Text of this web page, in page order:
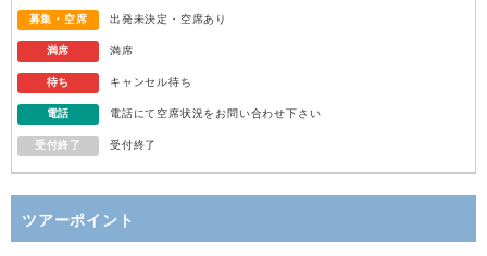
金 14
日 16
月 17
募集・空席 出発未決定・空席あり
満席 満席
待ち キャンセル待ち
電話 電話にて空席状況をお問い合わせ下さい
受付終了 受付終了
ツアーポイント